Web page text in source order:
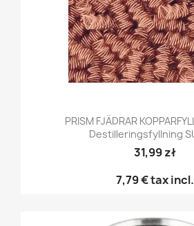
PRISM FJÄDRAR
Destilleringsfyllning
31,99 zł
7,79 €tax incl.